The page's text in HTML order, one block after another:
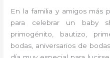
En la familia y amigos más
para celebrar un baby
primogénito, bautizo,
bodas, aniversarios de